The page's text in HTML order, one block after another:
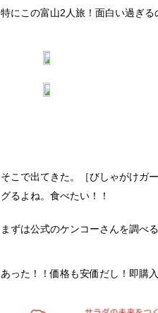
特にこの富山2人旅！面白い過ぎる
そこで出てきた。［びしゃがけガ
グるよね。食べたい！！
まずは公式のケンコーさんを調べる
あった！！価格も安価だし！即購